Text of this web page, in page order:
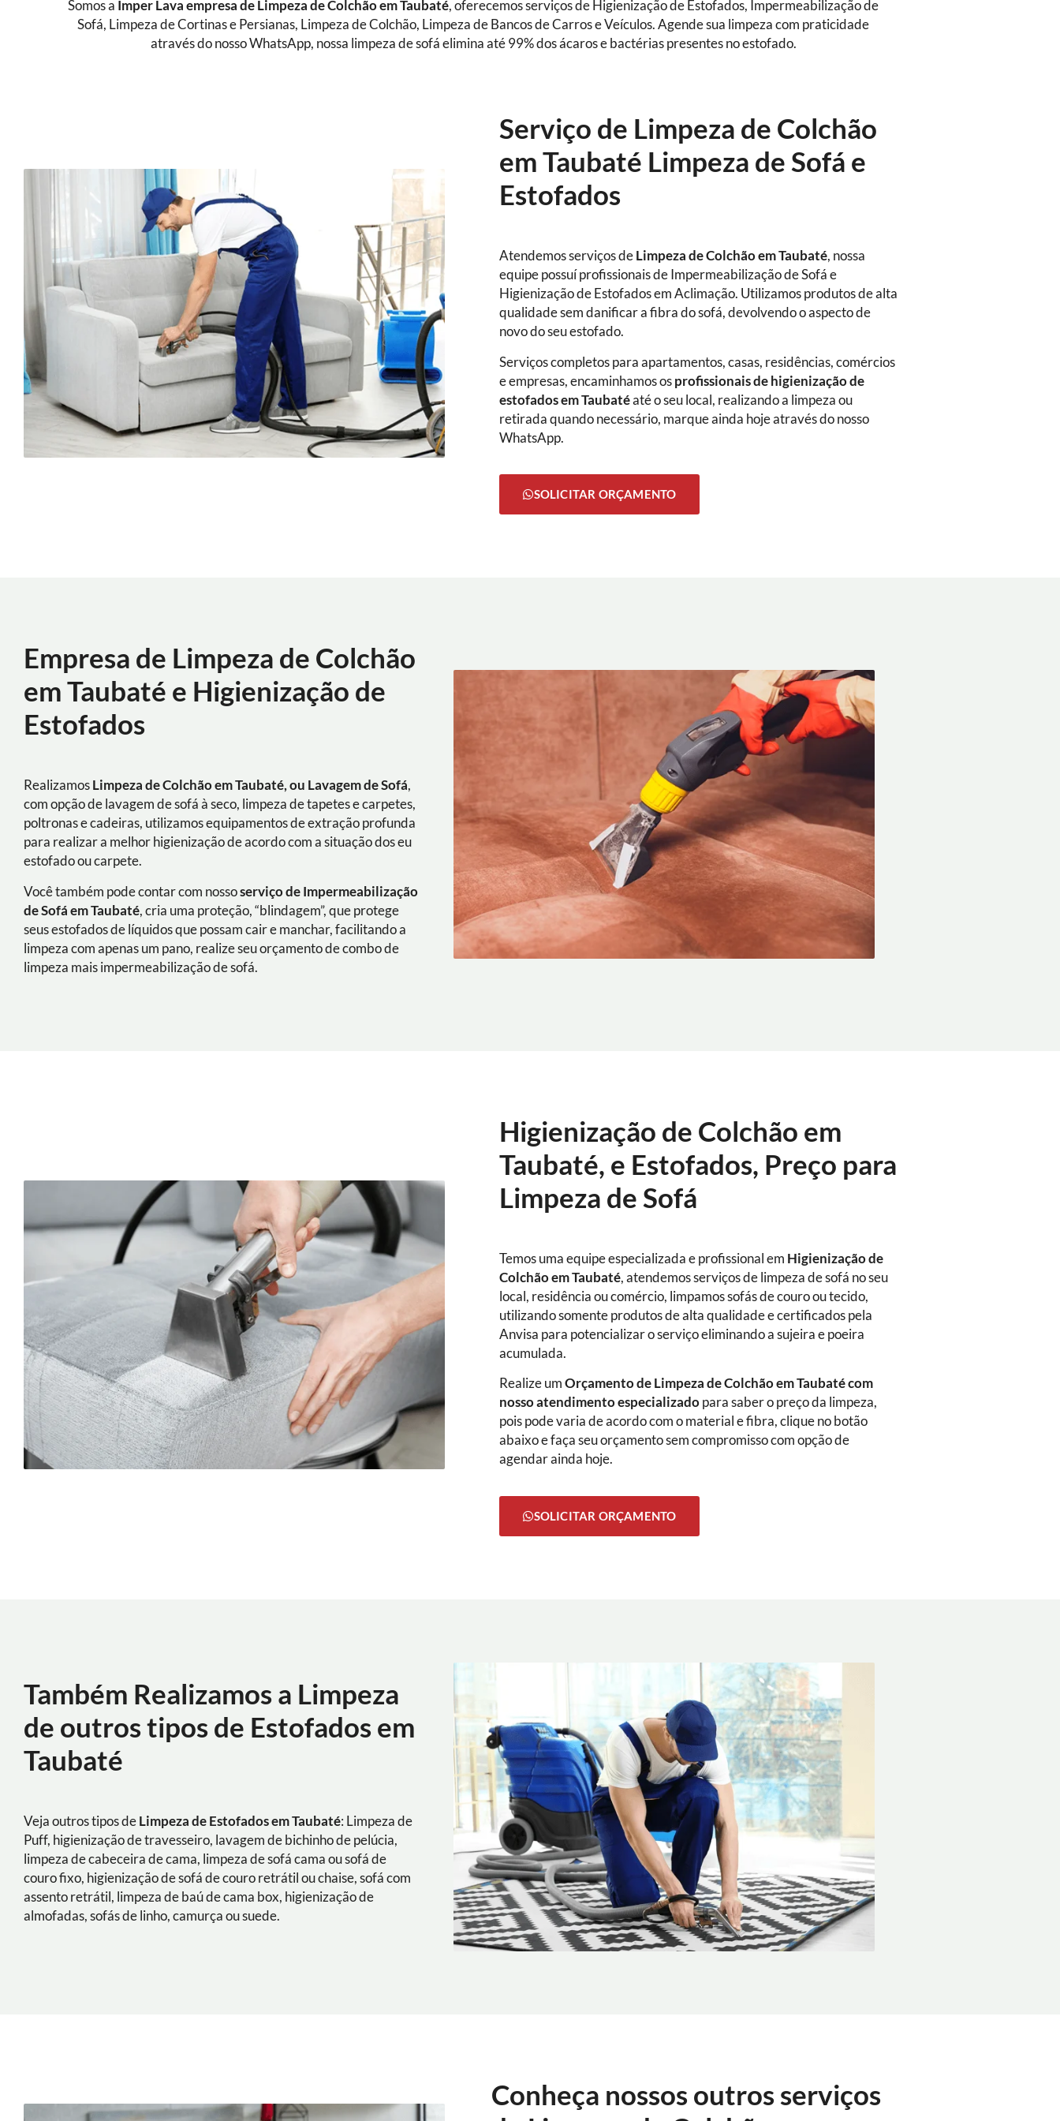
Somos a Imper Lava empresa de Limpeza de Colchão em Taubaté, oferecemos serviços de Higienização de Estofados, Impermeabilização de
Sofá, Limpeza de Cortinas e Persianas, Limpeza de Colchão, Limpeza de Bancos de Carros e Veículos. Agende sua limpeza com praticidade
através do nosso WhatsApp, nossa limpeza de sofá elimina até 99% dos ácaros e bactérias presentes no estofado.
Serviço de Limpeza de Colchão
em Taubaté Limpeza de Sofá e
Estofados
Atendemos serviços de Limpeza de Colchão em Taubaté, nossa
equipe possuí profissionais de Impermeabilização de Sofá e
Higienização de Estofados em Aclimação. Utilizamos produtos de alta
qualidade sem danificar a fibra do sofá, devolvendo o aspecto de
novo do seu estofado.
Serviços completos para apartamentos, casas, residências, comércios
e empresas, encaminhamos os profissionais de higienização de
estofados em Taubatéaté o seu local, realizando a limpeza ou
retirada quando necessário, marque ainda hoje através do nosso
WhatsApp.
SOLICITAR ORÇAMENTO
Empresa de Limpeza de Colchão
em Taubaté e Higienização de
Estofados
Realizamos Limpeza de Colchão em Taubaté, ou Lavagem de Sofá,
com opção de lavagem de sofá à seco, limpeza de tapetes e carpetes,
poltronas e cadeiras, utilizamos equipamentos de extração profunda
para realizar a melhor higienização de acordo com a situação dos eu
estofado ou carpete.
Você também pode contar com nossoserviço de Impermeabilização
de Sofá emTaubaté, cria uma proteção, “blindagem”, que protege
seus estofados de líquidos que possam cair e manchar, facilitando a
limpeza com apenas um pano, realize seu orçamento de combo de
limpeza mais impermeabilização de sofá.
Higienização de Colchão em
Taubaté, e Estofados, Preço para
Limpeza de Sofá
Temos uma equipe especializada e profissional em Higienizaçãode
Colchão em Taubaté, atendemos serviços de limpeza de sofá no seu
local, residência ou comércio, limpamos sofás de couro ou tecido,
utilizando somente produtos de alta qualidade e certificados pela
Anvisa para potencializar o serviço eliminando a sujeira e poeira
acumulada.
Realize umOrçamento de Limpeza de Colchão em Taubaté com
nosso atendimento especializado para saber o preço da limpeza,
pois pode varia de acordo com o material e fibra, clique no botão
abaixo e faça seu orçamento sem compromisso com opção de
agendar ainda hoje.
SOLICITAR ORÇAMENTO
Também Realizamos a Limpeza
de outros tipos de Estofados em
Taubaté
Veja outros tipos de Limpeza de Estofados em Taubaté: Limpeza de
Puff, higienização de travesseiro, lavagem de bichinho de pelúcia,
limpeza de cabeceira de cama, limpeza de sofá cama ou sofá de
couro fixo, higienização de sofá de couro retrátil ou chaise, sofá com
assento retrátil, limpeza de baú de cama box, higienização de
almofadas, sofás de linho, camurça ou suede.
Conheça nossos outros serviços